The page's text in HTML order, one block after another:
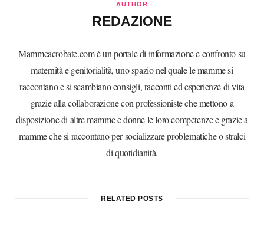
AUTHOR
REDAZIONE
Mammeacrobate.com è un portale di informazione e confronto su
maternità e genitorialità, uno spazio nel quale le mamme si
raccontano e si scambiano consigli, racconti ed esperienze di vita
grazie alla collaborazione con professioniste che mettono a
disposizione di altre mamme e donne le loro competenze e grazie a
mamme che si raccontano per socializzare problematiche o stralci
di quotidianità.
RELATED POSTS